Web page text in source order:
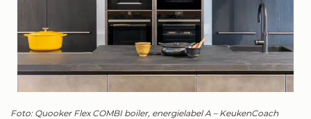
Foto: Quooker Flex COMBI boiler, energielabel A – KeukenCoach